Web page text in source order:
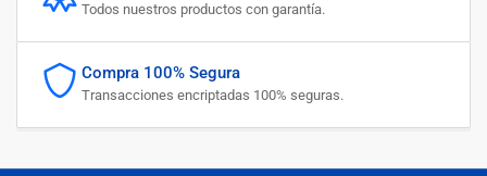
Todos nuestros productos con garantía.
Compra 100% Segura
Transacciones encriptadas 100% seguras.